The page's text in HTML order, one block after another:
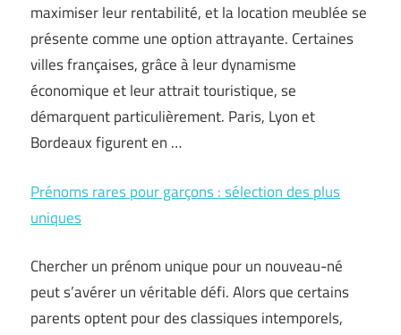
maximiser leur rentabilité, et la location meublée se
présente comme une option attrayante. Certaines
villes françaises, grâce à leur dynamisme
économique et leur attrait touristique, se
démarquent particulièrement. Paris, Lyon et
Bordeaux figurent en …
Prénoms rares pour garçons : sélection des plus
uniques
Chercher un prénom unique pour un nouveau-né
peut s’avérer un véritable défi. Alors que certains
parents optent pour des classiques intemporels,